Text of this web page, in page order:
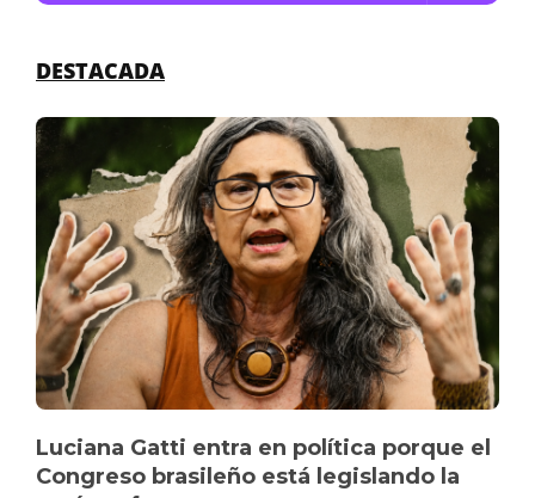
DESTACADA
Luciana Gatti entra en política porque el
Congreso brasileño está legislando la